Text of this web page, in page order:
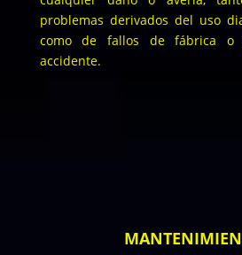
problemas derivados del uso
como de fallos de fábrica o
accidente.